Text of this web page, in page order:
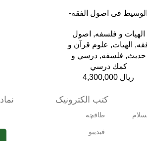
افزودن به سبد خرید
الوسیط فی اصول الفقه-
الهیات و فلسفه, اصول
, الهيات, علوم قرآن و
حدیث, فلسفه,درسي و
كمك درسي
ریال
کتب الکترونیک
طاقچه
فیدیبو